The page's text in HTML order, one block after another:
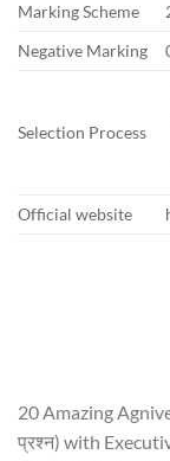
Marking Scheme
Negative Marking
Selection Process
Official website
20 Amazing
प्रश्न) with